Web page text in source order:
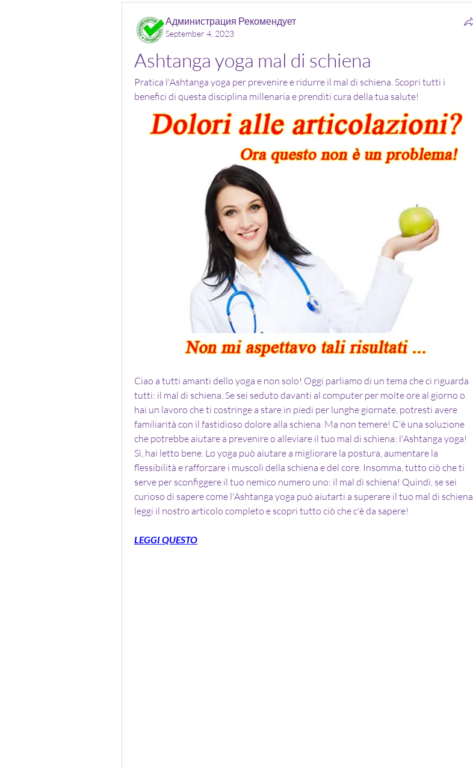
Администрация Рекомендует
September 4, 2023
Ashtanga yoga mal di schiena
Pratica l'Ashtanga yoga per prevenire e ridurre il mal di schiena. Scopri tutti i
benefici di questa disciplina millenaria e prenditi cura della tua salute!
Ciao a tutti amanti dello yoga e non solo! Oggi parliamo di un tema che ci riguarda
tutti: il mal di schiena. Se sei seduto davanti al computer per molte ore al giorno o
hai un lavoro che ti costringe a stare in piedi per lunghe giornate, potresti avere
familiarità con il fastidioso dolore alla schiena. Ma non temere! C'è una soluzione
che potrebbe aiutare a prevenire o alleviare il tuo mal di schiena: l'Ashtanga yoga!
Sì, hai letto bene. Lo yoga può aiutare a migliorare la postura, aumentare la
flessibilità e rafforzare i muscoli della schiena e del core. Insomma, tutto ciò che ti
serve per sconfiggere il tuo nemico numero uno: il mal di schiena! Quindi, se sei
curioso di sapere come l'Ashtanga yoga può aiutarti a superare il tuo mal di schiena,
leggi il nostro articolo completo e scopri tutto ciò che c'è da sapere!
LEGGI QUESTO